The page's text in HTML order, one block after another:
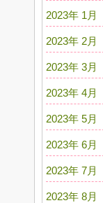
2023年 1月
2023年 2月
2023年 3月
2023年 4月
2023年 5月
2023年 6月
2023年 7月
2023年 8月